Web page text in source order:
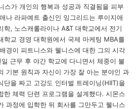
스가 개인의 행복과 성공과 직결됨을 피부
나 라파예트 출신인 잉그리드는 루이지애
학, 노스캐롤라이나 A&T 대학교에서 전기
학교 경영 대학원에서 국제 마케팅 MBA를
경이 피트니스와 웰니스에 대한 그의 시각
일 근무 후 야간 학교에 다니면서 체중이 불
기본 원칙과 자신이 가장 잘 아는 분야인 과
단을 짜고 고강도 인터벌 트레이닝(HIIT)을
한 체력 단련 프로그램을 설계했다. 시몬스
과정에 입학한 뒤 회사를 그만두고 웰니스